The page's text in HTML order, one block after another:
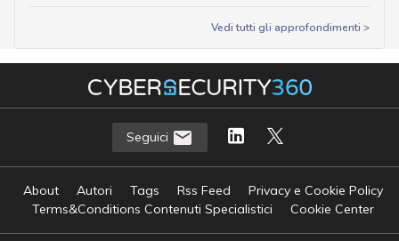
Vedi tutti gli approfondimenti >
Seguici
About Autori Tags Rss Feed
Privacy e Cookie Policy
Terms&Conditions Contenuti Specialistici
Cookie Center